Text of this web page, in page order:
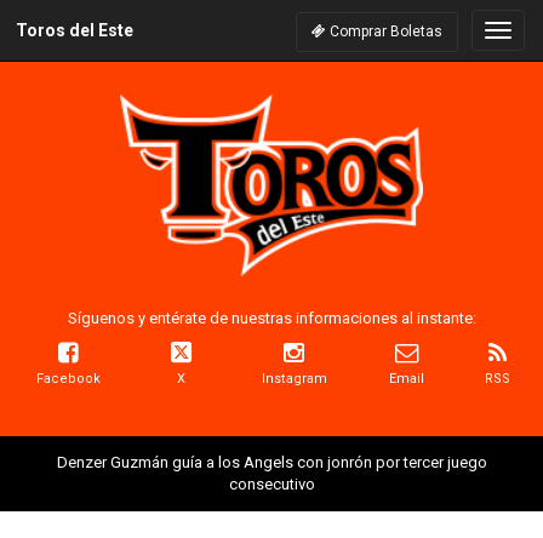
Toros del Este Comprar Boletas
Síguenos y entérate de nuestras informaciones al instante:
Facebook X Instagram Email RSS
Denzer Guzmán guía a los Angels con jonrón por tercer juego
consecutivo